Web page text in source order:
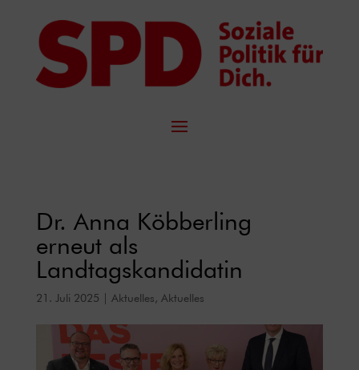
Dr. Anna Köbberling
erneut als
Landtagskandidatin
21. Juli 2025 Aktuelles, Aktuelles